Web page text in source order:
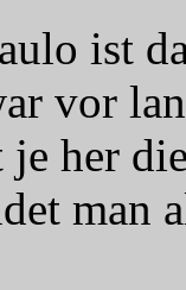
ist
vor
her
man